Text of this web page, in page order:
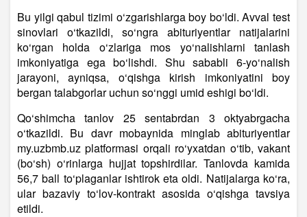
Bu yilgi qabul tizimi o‘zgarishlarga boy bo‘ldi. Avval test
sinovlari o‘tkazildi, so‘ngra abituriyentlar natijalarini
ko‘rgan holda o‘zlariga mos yo‘nalishlarni tanlash
imkoniyatiga ega bo‘lishdi. Shu sababli 6-yo‘nalish
jarayoni, ayniqsa, o‘qishga kirish imkoniyatini boy
bergan talabgorlar uchun so‘nggi umid eshigi bo‘ldi.
Qo‘shimcha tanlov 25 sentabrdan 3 oktyabrgacha
o‘tkazildi. Bu davr mobaynida minglab abituriyentlar
my.uzbmb.uz platformasi orqali ro‘yxatdan o‘tib, vakant
(bo‘sh) o‘rinlarga hujjat topshirdilar. Tanlovda kamida
56,7 ball to‘plaganlar ishtirok eta oldi. Natijalarga ko‘ra,
ular bazaviy to‘lov-kontrakt asosida o‘qishga tavsiya
etildi.